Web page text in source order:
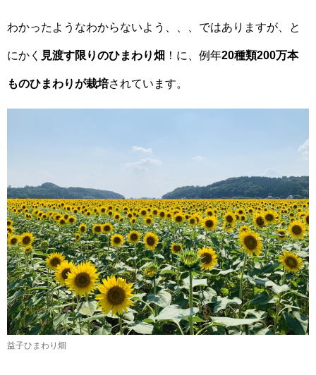
わかったようなわからないよう、、、ではありますが、と
にかく 見渡す限りのひまわり畑 ！に、例年20種類200万本
ものひまわりが栽培されています。
益子ひまわり畑